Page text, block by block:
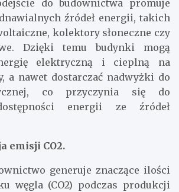
do budownictwa promuje
źródeł energii, takich
kolektory słoneczne czy
Dzięki temu budynki mogą
elektryczną i cieplną na
a nawet dostarczać nadwyżki do
co przyczynia się do
energii ze źródeł
emisji CO2.
generuje znaczące ilości
węgla (CO2) podczas produkcji